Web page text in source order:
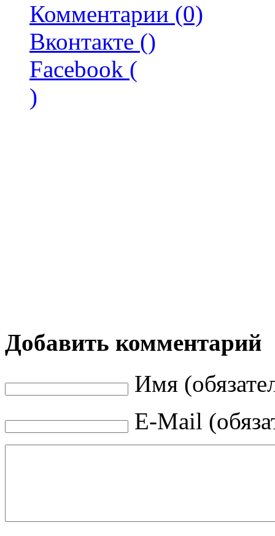
Комментарии (0)
Вконтакте ()
Facebook (
)
Добавить комментарий
Имя
E-Mail